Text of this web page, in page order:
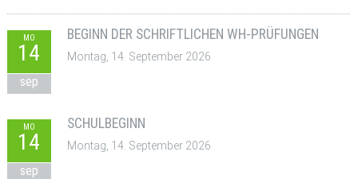
MO
14
sep
BEGINN DER SCHRIFTLICHEN WH-PRÜFUNGEN
Montag, 14. September 2026
MO
14
sep
SCHULBEGINN
Montag, 14. September 2026